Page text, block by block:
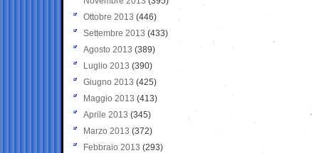
Ottobre 2013 (446)
Settembre 2013 (433)
Agosto 2013 (389)
Luglio 2013 (390)
Giugno 2013 (425)
Maggio 2013 (413)
Aprile 2013 (345)
Marzo 2013 (372)
Febbraio 2013 (293)